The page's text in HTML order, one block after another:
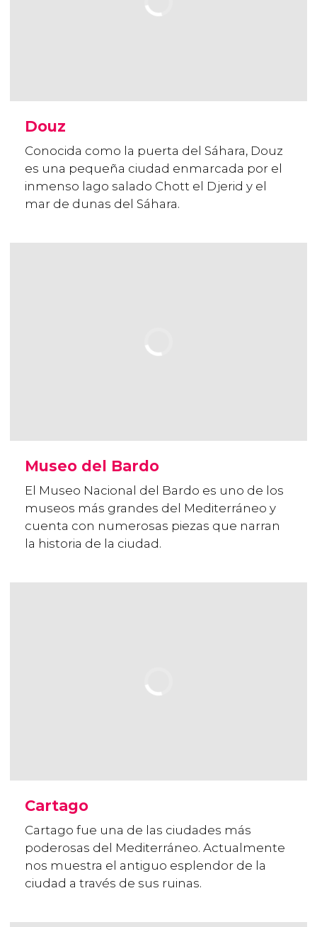
Douz
Conocida como la puerta del Sáhara, Douz
es una pequeña ciudad enmarcada por el
inmenso lago salado Chott el Djerid y el
mar de dunas del Sáhara.
Museo del Bardo
El Museo Nacional del Bardo es uno de los
museos más grandes del Mediterráneo y
cuenta con numerosas piezas que narran
la historia de la ciudad.
Cartago
Cartago fue una de las ciudades más
poderosas del Mediterráneo. Actualmente
nos muestra el antiguo esplendor de la
ciudad a través de sus ruinas.